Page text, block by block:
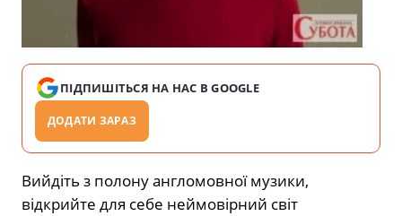
ПІДПИШІТЬСЯ НА НАС В GOOGLE
ДОДАТИ ЗАРАЗ
Вийдіть з полону англомовної музики,
відкрийте для себе неймовірний світ